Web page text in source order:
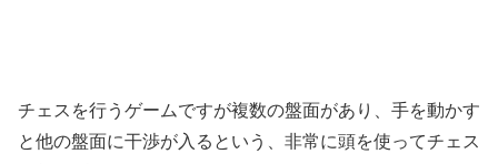
チェスを行うゲームですが複数の盤面があり、手を動かす
と他の盤面に干渉が入るという、非常に頭を使ってチェス